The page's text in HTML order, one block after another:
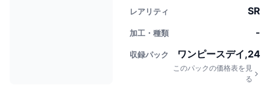
レアリティ SR
加工・種類 -
収録パック ワンピースデイ,24
このパックの価格表を見
る